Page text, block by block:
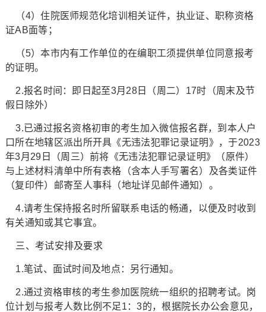
（4）住院医师规范化培训相关证件，执业证、职称资格
证AB面等；
（5）本市内有工作单位的在编职工须提供单位同意报考
的证明。
2.报名时间：即日起至3月28日（周二）17时（周末及节
假日除外）
3.已通过报名资格初审的考生加入微信报名群，到本人户
口所在地辖区派出所开具《无违法犯罪记录证明》，于2023
年3月29日（周三）前将《无违法犯罪记录证明》（原件）
与上述材料清单中所有表格（含本人手写署名）及各类证件
（复印件）邮寄至人事科（地址详见邮件通知）。
4.请考生保持报名时所留联系电话的畅通，以便及时收到
有关通知或其它事宜。
三、考试安排及要求
1.笔试、面试时间及地点：另行通知。
2.通过资格审核的考生参加医院统一组织的招聘考试。岗
位计划与报考人数比例不足1：3的，根据院长办公会意见，